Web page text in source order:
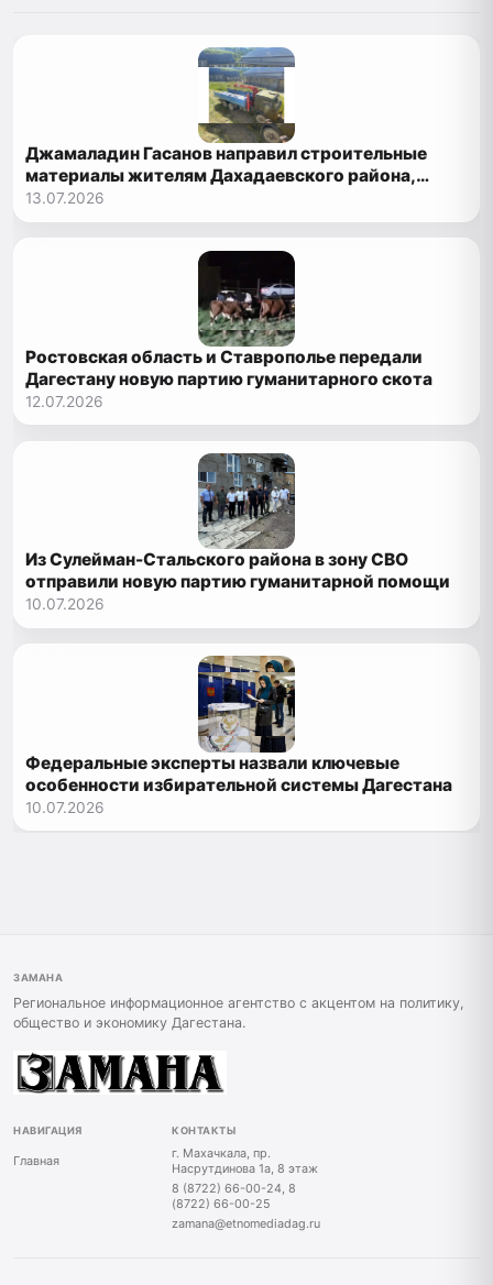
Джамаладин Гасанов направил строительные
материалы жителям Дахадаевского района,
пострадавшим от оползня
13.07.2026
Ростовская область и Ставрополье передали
Дагестану новую партию гуманитарного скота
12.07.2026
Из Сулейман-Стальского района в зону СВО
отправили новую партию гуманитарной помощи
10.07.2026
Федеральные эксперты назвали ключевые
особенности избирательной системы Дагестана
10.07.2026
ЗАМАНА
Региональное информационное агентство с акцентом на политику,
общество и экономику Дагестана.
НАВИГАЦИЯ
Главная
КОНТАКТЫ
г. Махачкала, пр.
Насрутдинова 1а, 8 этаж
8 (8722) 66-00-24, 8
(8722) 66-00-25
zamana@etnomediadag.ru